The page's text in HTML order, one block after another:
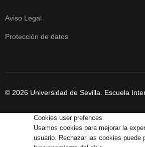
Aviso Legal
Protección de datos
© 2026 Universidad de Sevilla. Escuela
Cookies user prefences
Usamos cookies para mejorar la
usuario. Rechazar las cookies puede